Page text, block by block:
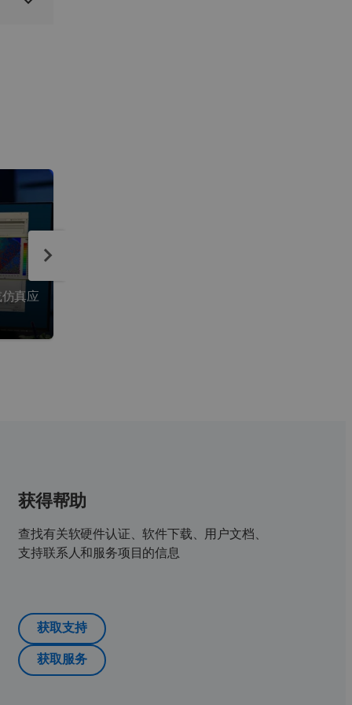
真应
获得帮助
查找有关软硬件认证、软件下载、用户文档、
支持联系人和服务项目的信息
获取支持
获取服务